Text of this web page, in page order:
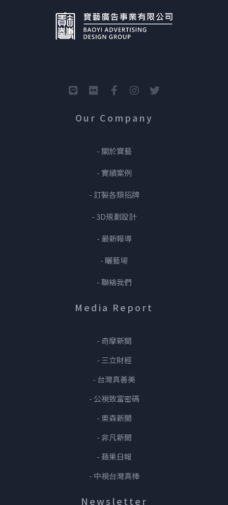
Our Company
- 關於寶藝
- 實績案例
- 訂製各類招牌
- 3D規劃設計
- 最新報導
- 曬藝場
- 聯絡我們
Media Report
- 奇摩新聞
- 三立財經
- 台灣真善美
- 公視致富密碼
- 東森新聞
- 非凡新聞
- 蘋果日報
- 中視台灣真棒
Newsletter